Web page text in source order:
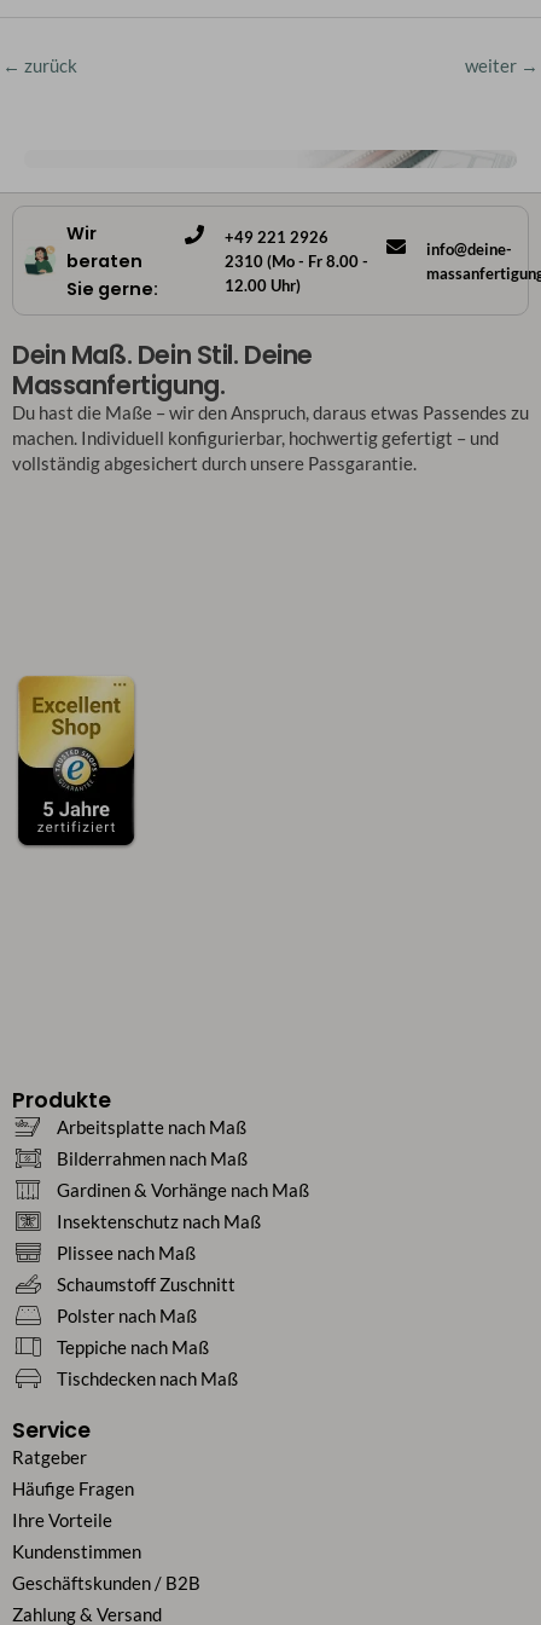
← zurück weiter →
Wir
beraten
Sie gerne:
+49 221 2926
2310 (Mo - Fr 8.00 -
12.00 Uhr)
info@deine-
Dein Maß. Dein Stil. Deine
Massanfertigung.
Du hast die Maße – wir den Anspruch, daraus etwas Passendes zu
machen. Individuell konfigurierbar, hochwertig gefertigt – und
vollständig abgesichert durch unsere Passgarantie.
Produkte
Arbeitsplatte nach Maß
Bilderrahmen nach Maß
Gardinen & Vorhänge nach Maß
Insektenschutz nach Maß
Plissee nach Maß
Schaumstoff Zuschnitt
Polster nach Maß
Teppiche nach Maß
Tischdecken nach Maß
Service
Ratgeber
Häufige Fragen
Ihre Vorteile
Kundenstimmen
Geschäftskunden / B2B
Zahlung & Versand